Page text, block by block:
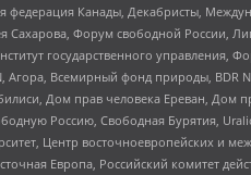
Канады, Декабристы,
Сахарова, Форум свободной России,
государственного
Агора, Всемирный фонд природы,
Дом прав человека Ереван, Дом
Россию, Свободная Бурятия,
Центр восточноевропейских и
Европа, Российский комитет